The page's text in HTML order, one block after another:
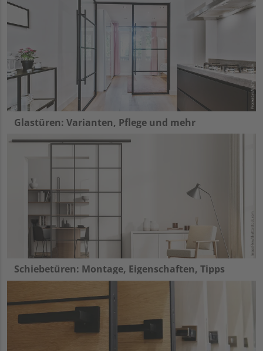
Glastüren: Varianten, Pflege und mehr
Schiebetüren: Montage, Eigenschaften, Tipps